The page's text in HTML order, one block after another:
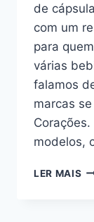
de
com um
para
várias
falamos
marcas
modelos,
LER MAIS